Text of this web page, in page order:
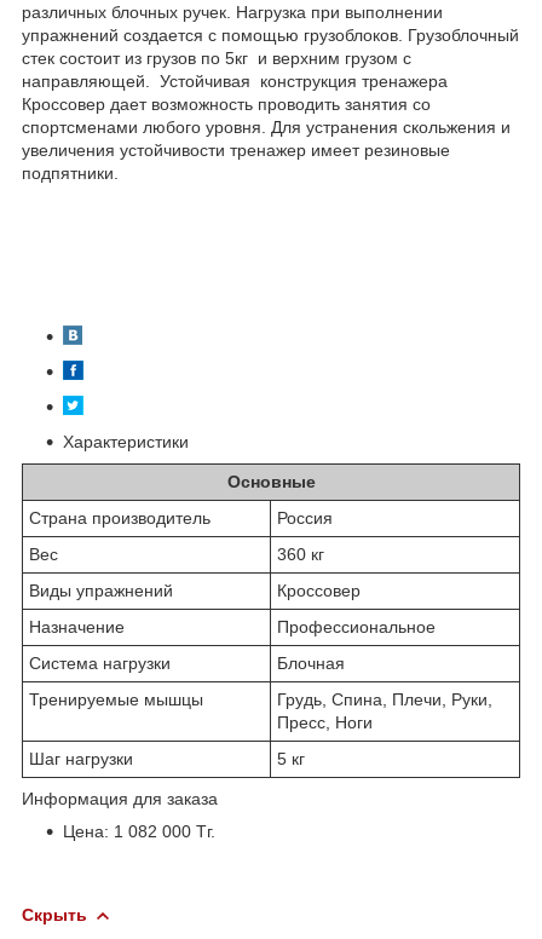
различных блочных ручек. Нагрузка при выполнении
упражнений создается с помощью грузоблоков. Грузоблочный
стек состоит из грузов по 5кг и верхним грузом с
направляющей. Устойчивая конструкция тренажера
Кроссовер дает возможность проводить занятия со
спортсменами любого уровня. Для устранения скольжения и
увеличения устойчивости тренажер имеет резиновые
подпятники.
Характеристики
Основные
Страна производитель
Россия
Вес
360 кг
Виды упражнений
Кроссовер
Назначение
Профессиональное
Система нагрузки
Блочная
Тренируемые мышцы
Грудь, Спина, Плечи, Руки,
Пресс, Ноги
Шаг нагрузки
5 кг
Информация для заказа
Цена: 1 082 000 Тг.
Скрыть